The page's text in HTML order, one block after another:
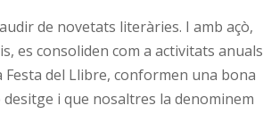
de novetats literàries. I amb açò,
es consoliden com a activitats anuals
del Llibre, conformen una bona
i que nosaltres la denominem